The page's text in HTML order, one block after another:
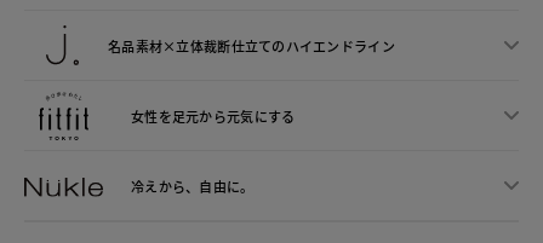
名品素材×立体裁断仕立てのハイエンドライン
女性を足元から元気にする
冷えから、 自由に。